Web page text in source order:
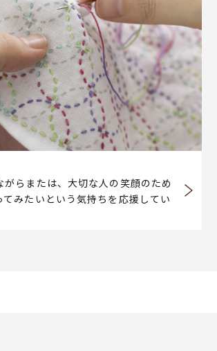
がらまたは、大切な人の笑顔のため
てみたいという気持ちを応援してい